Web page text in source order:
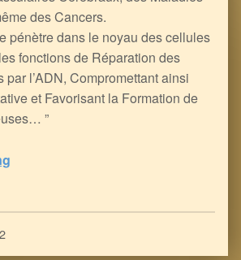
des Cancers.
pénètre dans le noyau des cellules
fonctions de Réparation des
par l’ADN, Compromettant ainsi
et Favorisant la Formation de
”
2